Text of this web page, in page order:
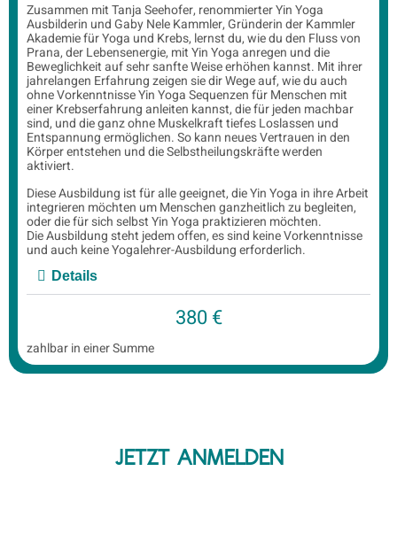
Zusammen mit Tanja Seehofer, renommierter Yin Yoga
Ausbilderin und Gaby Nele Kammler, Gründerin der Kammler
Akademie für Yoga und Krebs, lernst du, wie du den Fluss von
Prana, der Lebensenergie, mit Yin Yoga anregen und die
Beweglichkeit auf sehr sanfte Weise erhöhen kannst. Mit ihrer
jahrelangen Erfahrung zeigen sie dir Wege auf, wie du auch
ohne Vorkenntnisse Yin Yoga Sequenzen für Menschen mit
einer Krebserfahrung anleiten kannst, die für jeden machbar
sind, und die ganz ohne Muskelkraft tiefes Loslassen und
Entspannung ermöglichen. So kann neues Vertrauen in den
Körper entstehen und die Selbstheilungskräfte werden
aktiviert.
Diese Ausbildung ist für alle geeignet, die Yin Yoga in ihre Arbeit
integrieren möchten um Menschen ganzheitlich zu begleiten,
oder die für sich selbst Yin Yoga praktizieren möchten.
Die Ausbildung steht jedem offen, es sind keine Vorkenntnisse
und auch keine Yogalehrer-Ausbildung erforderlich.
Details
380 €
zahlbar in einer Summe
JETZT ANMELDEN